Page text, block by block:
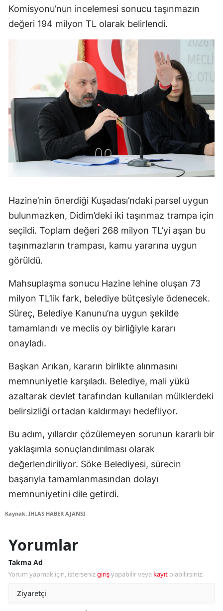
Komisyonu’nun incelemesi sonucu taşınmazın
değeri 194 milyon TL olarak belirlendi.
Hazine’nin önerdiği Kuşadası’ndaki parsel uygun
bulunmazken, Didim’deki iki taşınmaz trampa için
seçildi. Toplam değeri 268 milyon TL’yi aşan bu
taşınmazların trampası, kamu yararına uygun
görüldü.
Mahsuplaşma sonucu Hazine lehine oluşan 73
milyon TL’lik fark, belediye bütçesiyle ödenecek.
Süreç, Belediye Kanunu’na uygun şekilde
tamamlandı ve meclis oy birliğiyle kararı
onayladı.
Başkan Arıkan, kararın birlikte alınmasını
memnuniyetle karşıladı. Belediye, mali yükü
azaltarak devlet tarafından kullanılan mülklerdeki
belirsizliği ortadan kaldırmayı hedefliyor.
Bu adım, yıllardır çözülemeyen sorunun kararlı bir
yaklaşımla sonuçlandırılması olarak
değerlendiriliyor. Söke Belediyesi, sürecin
başarıyla tamamlanmasından dolayı
memnuniyetini dile getirdi.
Kaynak: İHLAS HABER AJANSI
Yorumlar
Takma Ad
Yorum yapmak için, istersenizgirişyapabilir veya kayıt olabilirsiniz.